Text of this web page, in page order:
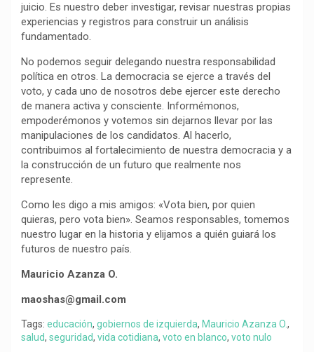
juicio. Es nuestro deber investigar, revisar nuestras propias
experiencias y registros para construir un análisis
fundamentado.
No podemos seguir delegando nuestra responsabilidad
política en otros. La democracia se ejerce a través del
voto, y cada uno de nosotros debe ejercer este derecho
de manera activa y consciente. Informémonos,
empoderémonos y votemos sin dejarnos llevar por las
manipulaciones de los candidatos. Al hacerlo,
contribuimos al fortalecimiento de nuestra democracia y a
la construcción de un futuro que realmente nos
represente.
Como les digo a mis amigos: «Vota bien, por quien
quieras, pero vota bien». Seamos responsables, tomemos
nuestro lugar en la historia y elijamos a quién guiará los
futuros de nuestro país.
Mauricio Azanza O.
maoshas@gmail.com
Tags: educación, gobiernos de izquierda, Mauricio Azanza O.,
salud, seguridad, vida cotidiana, voto en blanco, voto nulo